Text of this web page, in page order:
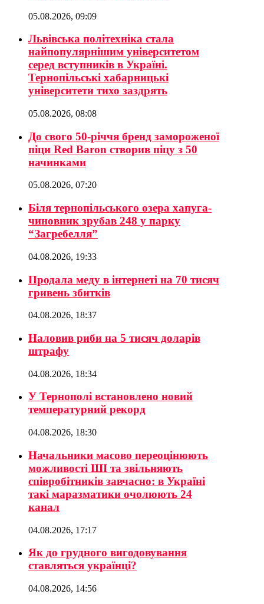
05.08.2026, 09:09
Львівська політехніка стала
найпопулярнішим університетом
серед вступників в Україні.
Тернопільські хабарницькі
університети тихо заздрять
05.08.2026, 08:08
До свого 50-річчя бренд замороженої
піци Red Baron створив піцу з 50
начинками
05.08.2026, 07:20
Біля тернопільського озера хапуга-
чиновник зрубав 248 у парку
“Загребелля”
04.08.2026, 19:33
Продала меду в інтернеті на 70 тисяч
гривень збитків
04.08.2026, 18:37
Наловив риби на 5 тисяч доларів
штрафу
04.08.2026, 18:34
У Тернополі встановлено новий
температурний рекорд
04.08.2026, 18:30
Начальники масово переоцінюють
можливості ШІ та звільняють
співробітників завчасно: в Україні
такі маразматики очолюють 24
канал
04.08.2026, 17:17
Як до грудного вигодовування
ставляться українці?
04.08.2026, 14:56